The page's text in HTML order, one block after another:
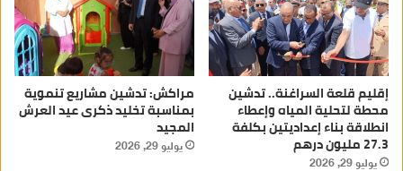
إقليم قلعة السراغنة.. تدشين
محطة لتحلية المياه وإعطاء
انطلاقة بناء إعداديتين بكلفة
27.3 مليون درهم
يوليو 29, 2026
مراكش: تدشين مشاريع تنموية
بمناسبة تخليد ذكرى عيد العرش
المجيد
يوليو 29, 2026